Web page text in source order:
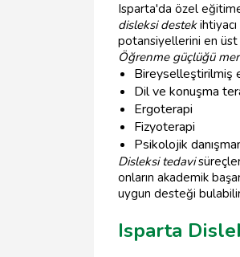
Isparta'da özel
disleksi destek
potansiyellerini en üst
Öğrenme güçlüğü
Bireyselleştirilmiş
Dil ve konuşma
Ergoterapi
Fizyoterapi
Psikolojik
Disleksi tedavi
onların akademik
uygun desteği
Isparta